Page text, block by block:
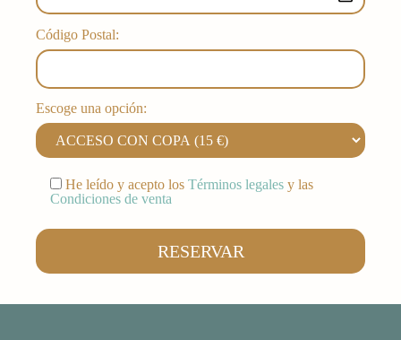
Código Postal:
Escoge una opción:
He leído y acepto losTérminos legales y las
Condiciones de venta